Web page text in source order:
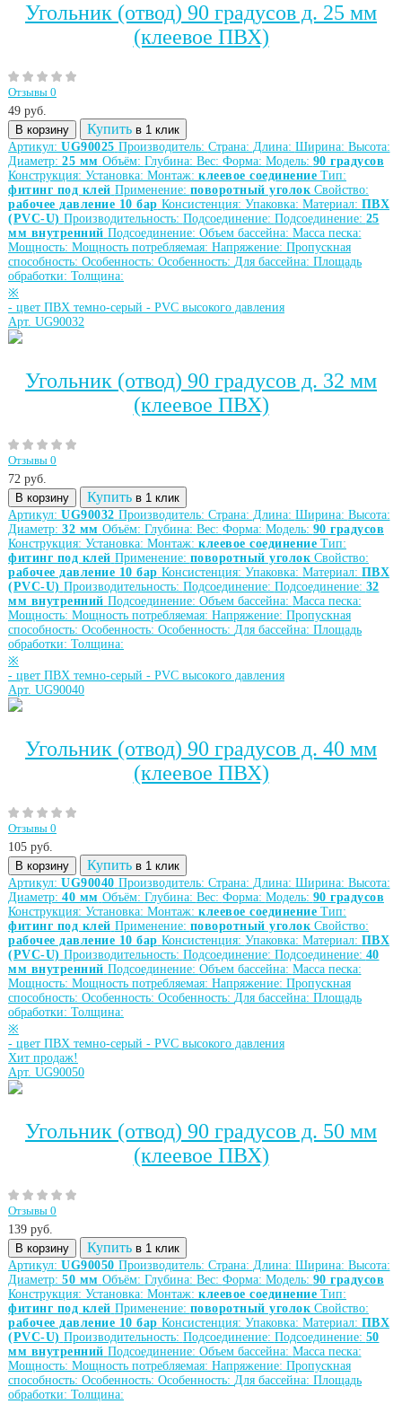
Угольник (отвод) 90 градусов д. 25 мм
(клеевое ПВХ)
Отзывы 0
49 руб.
В корзину
Купить в 1 клик
Артикул: UG90025 Производитель: Страна: Длина: Ширина: Высота:
Диаметр: 25 мм Объём: Глубина: Вес: Форма: Модель: 90 градусов
Конструкция: Установка: Монтаж: клеевое соединение Тип:
фитинг под клей Применение: поворотный уголок Свойство:
рабочее давление 10 бар Консистенция: Упаковка: Материал: ПВХ
(PVC-U) Производительность: Подсоединение: Подсоединение: 25
мм внутренний Подсоединение: Объем бассейна: Масса песка:
Мощность: Мощность потребляемая: Напряжение: Пропускная
способность: Особенность: Особенность: Для бассейна: Площадь
обработки: Толщина:
※
- цвет ПВХ темно-серый - PVC высокого давления
Арт. UG90032
Угольник (отвод) 90 градусов д. 32 мм
(клеевое ПВХ)
Отзывы 0
72 руб.
В корзину
Купить в 1 клик
Артикул: UG90032 Производитель: Страна: Длина: Ширина: Высота:
Диаметр: 32 мм Объём: Глубина: Вес: Форма: Модель: 90 градусов
Конструкция: Установка: Монтаж: клеевое соединение Тип:
фитинг под клей Применение: поворотный уголок Свойство:
рабочее давление 10 бар Консистенция: Упаковка: Материал: ПВХ
(PVC-U) Производительность: Подсоединение: Подсоединение: 32
мм внутренний Подсоединение: Объем бассейна: Масса песка:
Мощность: Мощность потребляемая: Напряжение: Пропускная
способность: Особенность: Особенность: Для бассейна: Площадь
обработки: Толщина:
※
- цвет ПВХ темно-серый - PVC высокого давления
Арт. UG90040
Угольник (отвод) 90 градусов д. 40 мм
(клеевое ПВХ)
Отзывы 0
105 руб.
В корзину
Купить в 1 клик
Артикул: UG90040 Производитель: Страна: Длина: Ширина: Высота:
Диаметр: 40 мм Объём: Глубина: Вес: Форма: Модель: 90 градусов
Конструкция: Установка: Монтаж: клеевое соединение Тип:
фитинг под клей Применение: поворотный уголок Свойство:
рабочее давление 10 бар Консистенция: Упаковка: Материал: ПВХ
(PVC-U) Производительность: Подсоединение: Подсоединение: 40
мм внутренний Подсоединение: Объем бассейна: Масса песка:
Мощность: Мощность потребляемая: Напряжение: Пропускная
способность: Особенность: Особенность: Для бассейна: Площадь
обработки: Толщина:
※
- цвет ПВХ темно-серый - PVC высокого давления
Хит продаж!
Арт. UG90050
Угольник (отвод) 90 градусов д. 50 мм
(клеевое ПВХ)
Отзывы 0
139 руб.
В корзину
Купить в 1 клик
Артикул: UG90050 Производитель: Страна: Длина: Ширина: Высота:
Диаметр: 50 мм Объём: Глубина: Вес: Форма: Модель: 90 градусов
Конструкция: Установка: Монтаж: клеевое соединение Тип:
фитинг под клей Применение: поворотный уголок Свойство:
рабочее давление 10 бар Консистенция: Упаковка: Материал: ПВХ
(PVC-U) Производительность: Подсоединение: Подсоединение: 50
мм внутренний Подсоединение: Объем бассейна: Масса песка:
Мощность: Мощность потребляемая: Напряжение: Пропускная
способность: Особенность: Особенность: Для бассейна: Площадь
обработки: Толщина: